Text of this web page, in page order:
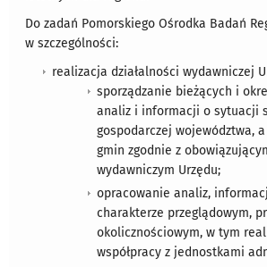
Do zadań Pomorskiego Ośrodka Badań
w szczególności:
realizacja działalności wydawniczej
sporządzanie bieżących i
analiz i informacji o sytuacji
gospodarczej województwa,
gmin zgodnie z
wydawniczym Urzędu;
opracowanie analiz,
charakterze przeglądowym,
okolicznościowym, w tym
współpracy z jednostkami